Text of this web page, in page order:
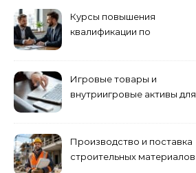
Курсы повышения
квалификации по
Игровые товары и
внутриигровые активы для
приобретения
Производство и поставка
строительных материалов